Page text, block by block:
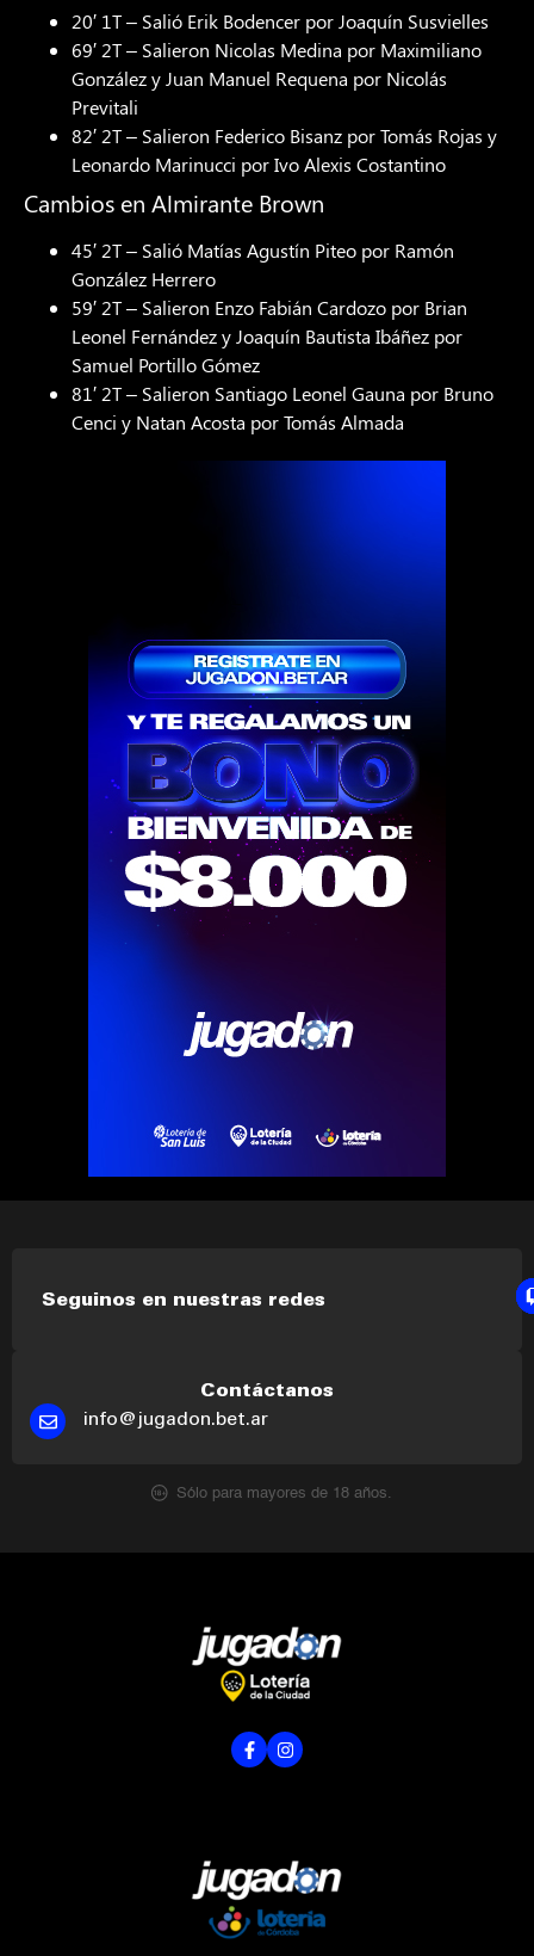
20′ 1T – Salió Erik Bodencer por Joaquín Susvielles
69′ 2T – Salieron Nicolas Medina por Maximiliano
González y Juan Manuel Requena por Nicolás
Previtali
82′ 2T – Salieron Federico Bisanz por Tomás Rojas y
Leonardo Marinucci por Ivo Alexis Costantino
Cambios en Almirante Brown
45′ 2T – Salió Matías Agustín Piteo por Ramón
González Herrero
59′ 2T – Salieron Enzo Fabián Cardozo por Brian
Leonel Fernández y Joaquín Bautista Ibáñez por
Samuel Portillo Gómez
81′ 2T – Salieron Santiago Leonel Gauna por Bruno
Cenci y Natan Acosta por Tomás Almada
Seguinos en nuestras redes
Contáctanos
info@jugadon.bet.ar
Sólo para mayores de 18 años.